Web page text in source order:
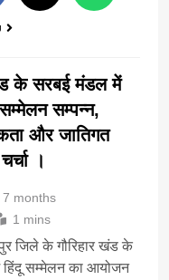
के सरबई मंडल में
सम्मेलन सम्पन्न,
और जातिगत
।
7 months
1 mins
जिले के गौरिहार खंड के
सम्मेलन का आयोजन